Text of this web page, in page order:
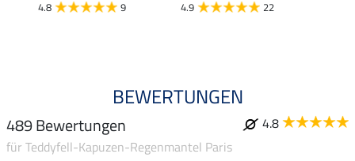
4.8 9 4.9 22
BEWERTUNGEN
489 Bewertungen
4.8
für Teddyfell-Kapuzen-Regenmantel Paris